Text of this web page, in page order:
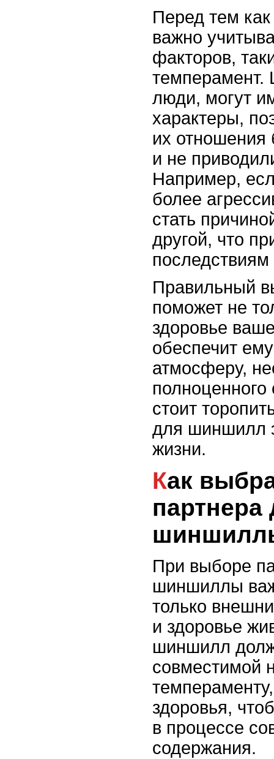
Перед тем
важно
факторов,
люди, могут
характеры,
их
и не
Например,
более
стать
другой, что
Правильный
поможет не
здоровье
обеспечит
атмосферу,
стоит
для шиншилл
жизни.
Как выбрать здорового
партнера
При выборе
шиншиллы
только
и здоровье
шиншилл
совместимой
здоровья,
в процессе
содержания.